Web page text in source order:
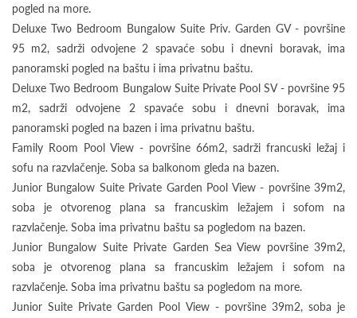
pogled na more.
Deluxe Two Bedroom Bungalow Suite Priv. Garden GV - površine
95 m2, sadrži odvojene 2 spavaće sobu i dnevni boravak, ima
panoramski pogled na baštu i ima privatnu baštu.
Deluxe Two Bedroom Bungalow Suite Private Pool SV - površine 95
m2, sadrži odvojene 2 spavaće sobu i dnevni boravak, ima
panoramski pogled na bazen i ima privatnu baštu.
Family Room Pool View - površine 66m2, sadrži francuski ležaj i
sofu na razvlačenje. Soba sa balkonom gleda na bazen.
Junior Bungalow Suite Private Garden Pool View - površine 39m2,
soba je otvorenog plana sa francuskim ležajem i sofom na
razvlačenje. Soba ima privatnu baštu sa pogledom na bazen.
Junior Bungalow Suite Private Garden Sea View površine 39m2,
soba je otvorenog plana sa francuskim ležajem i sofom na
razvlačenje. Soba ima privatnu baštu sa pogledom na more.
Junior Suite Private Garden Pool View - površine 39m2, soba je